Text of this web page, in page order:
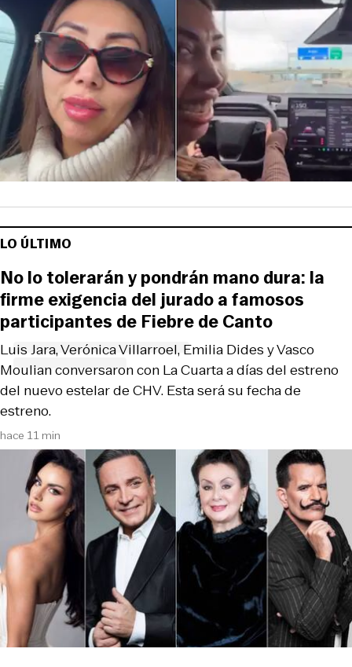
LO ÚLTIMO
hace 11 min
Luis Jara, Verónica Villarroel, Emilia Dides y Vasco
Moulian conversaron con La Cuarta a días del estreno
del nuevo estelar de CHV. Esta será su fecha de
estreno.
No lo tolerarán y pondrán mano dura: la
firme exigencia del jurado a famosos
participantes de Fiebre de Canto